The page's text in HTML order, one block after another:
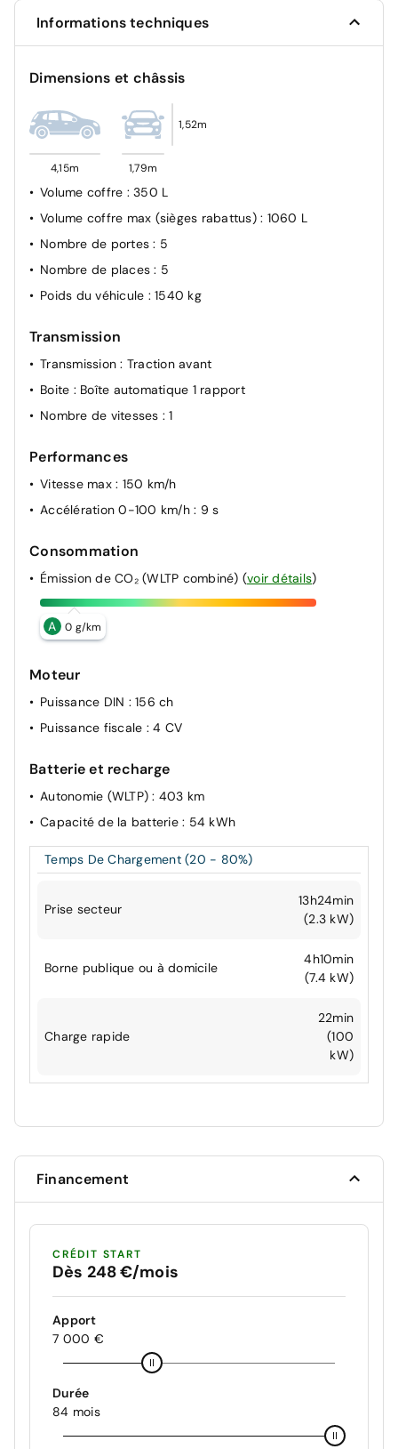
l'écran tactile d'une vue arrière 180°, et d'une vue de
dessus de l'environnement arrière du véhicule
Sécurité enfant à l'arrière manuel
Régulateur de vitesse adaptatif Stop&Go
Informations techniques
Dimensions et châssis
4,15m 1,79m
1,52m
Volume coffre : 350 L
Volume coffre max (sièges rabattus) : 1060 L
Nombre de portes: 5
Nombre de places: 5
Poids du véhicule : 1540 kg
Transmission
Transmission: Traction avant
Boite : Boîte automatique 1 rapport
Nombre de vitesses : 1
Performances
Vitesse max : 150 km/h
Accélération 0-100 km/h : 9 s
Consommation
Émission de CO₂ (WLTP combiné) (voir détails)
A 0 g/km
Moteur
Puissance DIN : 156 ch
Puissance fiscale : 4 CV
Batterie et recharge
Autonomie (WLTP): 403 km
Capacité de la batterie : 54 kWh
Temps De Chargement (20 - 80%)
Prise secteur
13h24min
(2.3 kW)
Borne publique ou à domicile
4h10min
(7.4 kW)
Charge rapide
22min
(100
kW)
Financement
CRÉDIT START
Dès 248 €/mois
Apport
7 000 €
Durée
84 mois